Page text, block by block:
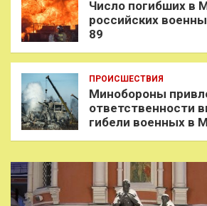
Число погибших в
российских
89
ПРОИСШЕСТВИЯ
Минобороны
ответственности
гибели военных в